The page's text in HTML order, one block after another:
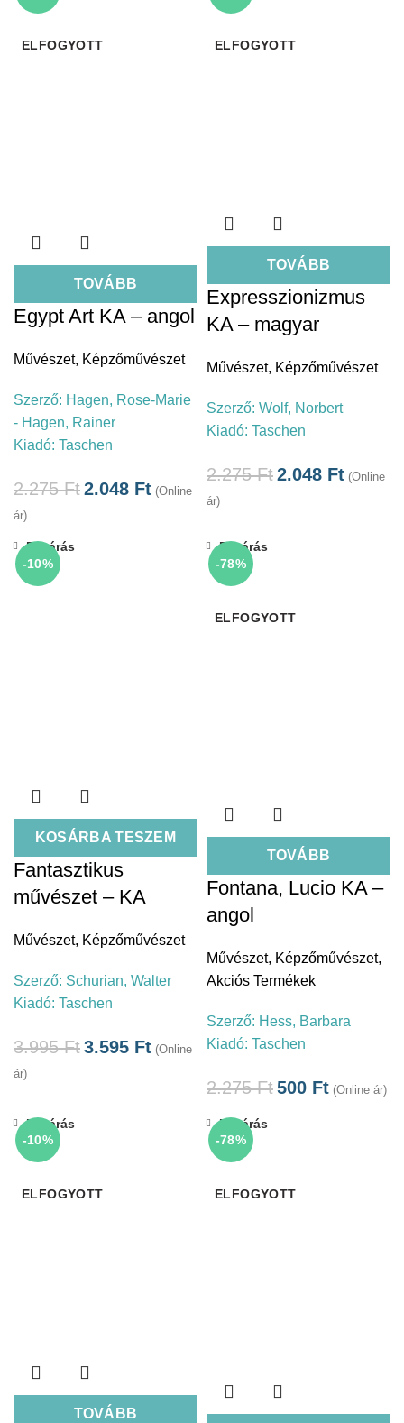
ELFOGYOTT
TOVÁBB
Egypt Art KA – angol
Művészet, Képzőművészet
Szerző: Hagen, Rose-Marie
- Hagen, Rainer
Kiadó: Taschen
2.275Ft2.048 Ft (Online
ár)
ELFOGYOTT
TOVÁBB
Expresszionizmus
KA – magyar
Művészet, Képzőművészet
Szerző: Wolf, Norbert
Kiadó: Taschen
2.275Ft2.048 Ft (Online
ár)
-10%
KOSÁRBA TESZEM
Bezárás
Fantasztikus
művészet – KA
Művészet, Képzőművészet
Szerző: Schurian, Walter
Kiadó: Taschen
3.995Ft3.595 Ft (Online
ár)
-78%
ELFOGYOTT
TOVÁBB
Bezárás
Fontana, Lucio KA –
angol
Művészet, Képzőművészet,
Akciós Termékek
Szerző: Hess, Barbara
Kiadó: Taschen
2.275Ft500 Ft (Online ár)
-10%
ELFOGYOTT
TOVÁBB
Bezárás
-78%
ELFOGYOTT
Bezárás